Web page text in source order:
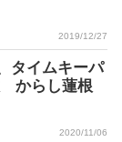
2019/12/27
タイムキーパ
からし蓮根
2020/11/06